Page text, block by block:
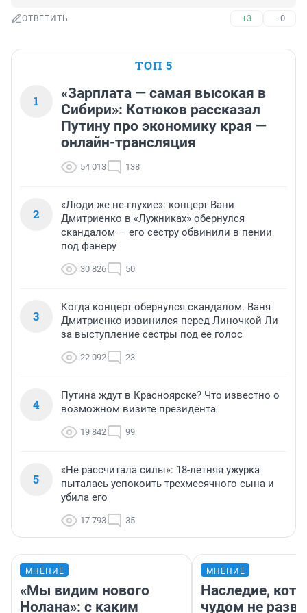
ОТВЕТИТЬ +3 –0
ТОП 5
1
«Зарплата — самая высокая в
Сибири»: Котюков рассказал
Путину про экономику края —
онлайн-трансляция
54 013 138
2
«Люди же не глухие»: концерт Вани
Дмитриенко в «Лужниках» обернулся
скандалом — его сестру обвинили в пении
под фанеру
30 826 50
3
Когда концерт обернулся скандалом. Ваня
Дмитриенко извинился перед Линочкой Ли
за выступление сестры под ее голос
22 092 23
4
Путина ждут в Красноярске? Что известно о
возможном визите президента
19 842 99
5
«Не рассчитала силы»: 18-летняя ужурка
пыталась успокоить трехмесячного сына и
убила его
17 793 35
МНЕНИЕ
«Мы видим нового
Нолана»: с каким
МНЕНИЕ
Наследие,
чудом не